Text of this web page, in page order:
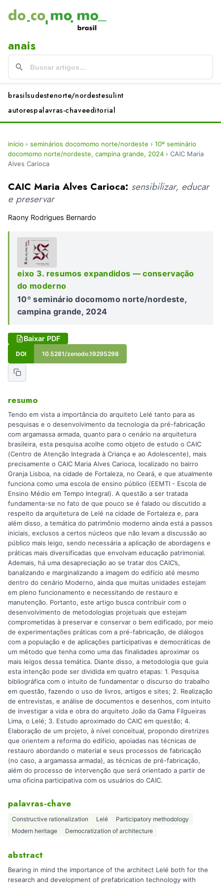
anais
brasilsudestenorte/nordestesulint
autorespalavras-chaveeditorial
início › seminários docomomo norte/nordeste › 10º seminário
docomomo norte/nordeste, campina grande, 2024 › CAIC Maria
Alves Carioca
CAIC Maria Alves Carioca: sensibilizar, educar
e preservar
Raony Rodrigues Bernardo
eixo 3. resumos expandidos — conservação
do moderno
10º seminário docomomo norte/nordeste,
campina grande, 2024
Baixar PDF
DOI 10.5281/zenodo.19295298
resumo
Tendo em vista a importância do arquiteto Lelé tanto para as
pesquisas e o desenvolvimento da tecnologia da pré-fabricação
com argamassa armada, quanto para o cenário na arquitetura
brasileira, esta pesquisa acolhe como objeto de estudo o CAIC
(Centro de Atenção Integrada à Criança e ao Adolescente), mais
precisamente o CAIC Maria Alves Carioca, localizado no bairro
Granja Lisboa, na cidade de Fortaleza, no Ceará, e que atualmente
funciona como uma escola de ensino público (EEMTI - Escola de
Ensino Médio em Tempo Integral). A questão a ser tratada
fundamenta-se no fato de que pouco se é falado ou discutido a
respeito da arquitetura de Lelé na cidade de Fortaleza e, para
além disso, a temática do patrimônio moderno ainda está a passos
iniciais, exclusos a certos núcleos que não levam a discussão ao
público mais leigo, sendo necessária a aplicação de abordagens e
práticas mais diversificadas que envolvam educação patrimonial.
Ademais, há uma desapreciação ao se tratar dos CAIC’s,
banalizando e marginalizando a imagem do edifício até mesmo
dentro do cenário Moderno, ainda que muitas unidades estejam
em pleno funcionamento e necessitando de restauro e
manutenção. Portanto, este artigo busca contribuir com o
desenvolvimento de metodologias projetuais que estejam
comprometidas à preservar e conservar o bem edificado, por meio
de experimentações práticas com a pré-fabricação, de diálogos
com a população e de aplicações participativas e democráticas de
um método que tenha como uma das finalidades aproximar os
mais leigos dessa temática. Diante disso, a metodologia que guia
esta intenção pode ser dividida em quatro etapas: 1. Pesquisa
bibliográfica com o intuito de fundamentar o discurso do trabalho
em questão, fazendo o uso de livros, artigos e sites; 2. Realização
de entrevistas, e análise de documentos e desenhos, com intuito
de investigar a vida e obra do arquiteto João da Gama Filgueiras
Lima, o Lelé; 3. Estudo aproximado do CAIC em questão; 4.
Elaboração de um projeto, à nível conceitual, propondo diretrizes
que orientem a reforma do edifício, apoiadas nas técnicas de
restauro abordando o material e seus processos de fabricação
(no caso, a argamassa armada), as técnicas de pré-fabricação,
além do processo de intervenção que será orientado a partir de
uma oficina participativa com os usuários do CAIC.
palavras-chave
Constructive rationalization Lelé
Participatory methodology
Modern heritage
Democratization of architecture
abstract
Bearing in mind the importance of the architect Lelé both for the
research and development of prefabrication technology with